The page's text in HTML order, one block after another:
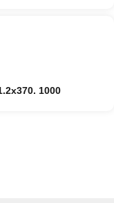
1000